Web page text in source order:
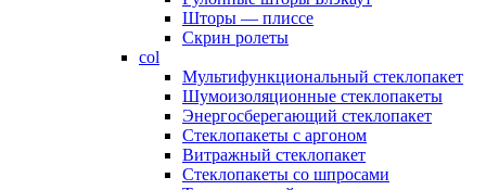
Шторы — плиссе
Скрин ролеты
col
Мультифункциональный стеклопакет
Шумоизоляционные стеклопакеты
Энергосберегающий стеклопакет
Стеклопакеты с аргоном
Витражный стеклопакет
Стеклопакеты со шпросами